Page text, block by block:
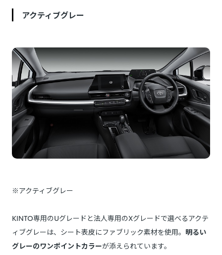
アクティブグレー
※アクティブグレー
KINTO専用のUグレードと法人専用のXグレードで選べるアクテ
ィブグレーは、シート表皮にファブリック素材を使用。 明るい
グレーのワンポイントカラーが添えられています。